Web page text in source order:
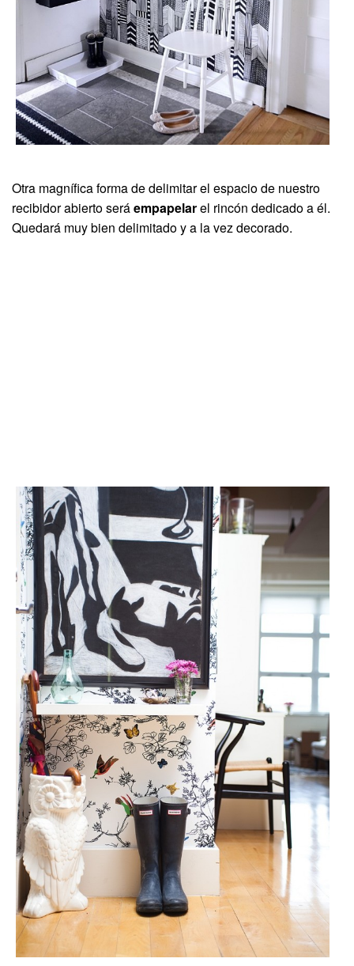
Otra magnífica forma de delimitar el espacio de nuestro
recibidor abierto seráempapelarel rincón dedicado a él.
Quedará muy bien delimitado y a la vez decorado.